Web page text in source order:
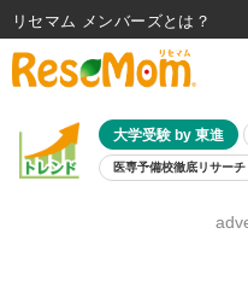
大学受験 by 東進
医専予備校徹底リサーチ
8月開催
リセマム メンバーズ